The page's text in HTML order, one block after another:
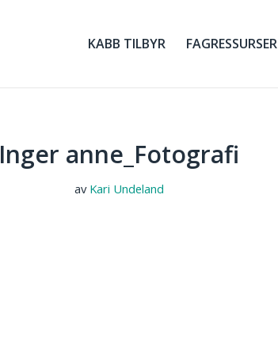
KABB TILBYR FAGRESSURSER
Inger anne_Fotografi
av Kari Undeland